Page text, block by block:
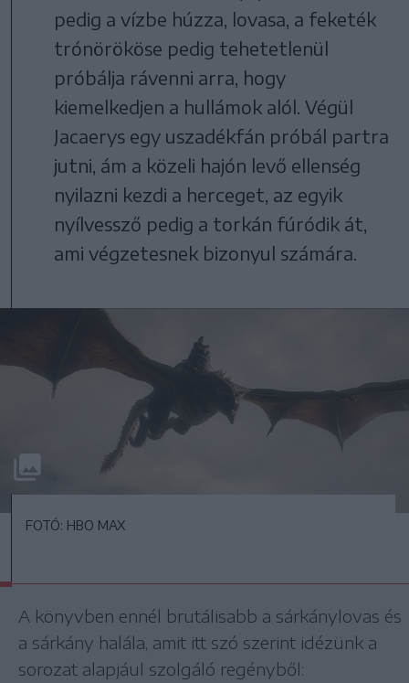
pedig a vízbe húzza, lovasa, a feketék
trónörököse pedig tehetetlenül
próbálja rávenni arra, hogy
kiemelkedjen a hullámok alól. Végül
Jacaerys egy uszadékfán próbál partra
jutni, ám a közeli hajón levő ellenség
nyilazni kezdi a herceget, az egyik
nyílvessző pedig a torkán fúródik át,
ami végzetesnek bizonyul számára.
FOTÓ: HBO MAX
A könyvben ennél brutálisabb a sárkánylovas és
a sárkány halála, amit itt szó szerint idézünk a
sorozat alapjául szolgáló regényből: